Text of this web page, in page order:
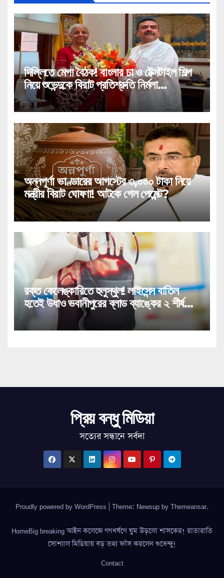
দিল্লিতে মেগা বৈঠক! বাংলার চা ও টেক্সটাইল শিল্প
নিয়ে শুভেন্দুকে বিরাট প্রতিশ্রুতি নির্মলা
সীতারামণের!
অন্নপূর্ণা ভাণ্ডারের আগস্টের ৩,০০০ টাকা নিয়ে
মন্ত্রীর বিরাট ঘোষণা! আটকে গেল পেমেন্ট?
রক্ত কেলেঙ্কারিতে হুলুস্থুল! লাইসেন্স বাতিল
হতেই উধাও ভবানীপুরের ব্লাড ব্যাঙ্কের ২ শীর্ষ
কর্তা!
প্রিয় বন্ধু মিডিয়া
সত্যের সন্ধানে সর্বদা
Proudly powered by WordPress Theme: Newsup by Themeansar.
HomeBig breaking আইন কলেজে গণধর্ষণে ঘুম উড়লো শাসকের! রাতারাতি
সোশ্যাল মিডিয়ায় বড় তথ্য ফাঁস করলেন শুভেন্দু!
Contact